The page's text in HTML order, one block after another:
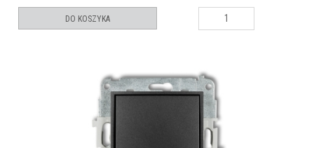
DO KOSZYKA